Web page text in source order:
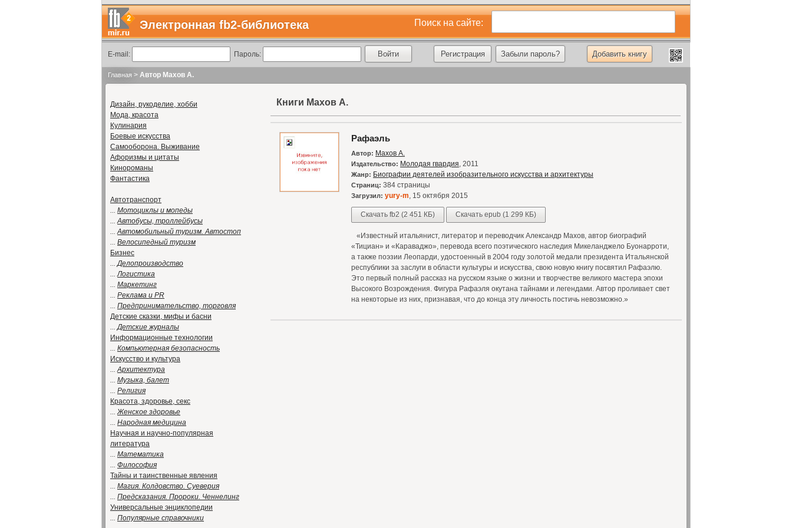
Электронная fb2-библиотека Поиск на сайте:
E-mail: Пароль: Регистрация Забыли пароль? Добавить книгу
Главная > Автор Махов А.
Дизайн, рукоделие, хобби
Мода, красота
Кулинария
Боевые искусства
Самооборона. Выживание
Афоризмы и цитаты
Кинороманы
Фантастика
Автотранспорт
... Мотоциклы и мопеды
...Автобусы, троллейбусы
...Автомобильный туризм. Автостоп
... Велосипедный туризм
Бизнес
...Делопроизводство
...Логистика
... Маркетинг
... Реклама и PR
... Предпринимательство, торговля
Детские сказки, мифы и басни
...Детские журналы
Информационные технологии
... Компьютерная безопасность
Искусство и культура
...Архитектура
... Музыка, балет
... Религия
Красота, здоровье, секс
...Женское здоровье
... Народная медицина
Научная и научно-популярная
литература
... Математика
... Философия
Тайны и таинственные явления
... Магия. Колдовство. Суеверия
... Предсказания. Пророки. Ченнелинг
Универсальные энциклопедии
... Популярные справочники
Книги Махов А.
Рафаэль
Автор: Махов А.
Издательство: Молодая гвардия, 2011
Жанр: Биографии деятелей изобразительного искусства и архитектуры
Страниц: 384 страницы
Загрузил: yury-m, 15 октября 2015
Скачать fb2 (2 451 КБ) Скачать epub (1 299 КБ)
«Известный итальянист, литератор и переводчик Александр Махов, автор биографий
«Тициан» и «Караваджо», перевода всего поэтического наследия Микеланджело Буонарроти,
а также поэзии Леопарди, удостоенный в 2004 году золотой медали президента Итальянской
республики за заслуги в области культуры и искусства, свою новую книгу посвятил Рафаэлю.
Это первый полный рассказ на русском языке о жизни и творчестве великого мастера эпохи
Высокого Возрождения. Фигура Рафаэля окутана тайнами и легендами. Автор проливает свет
на некоторые из них, признавая, что до конца эту личность постичь невозможно.»